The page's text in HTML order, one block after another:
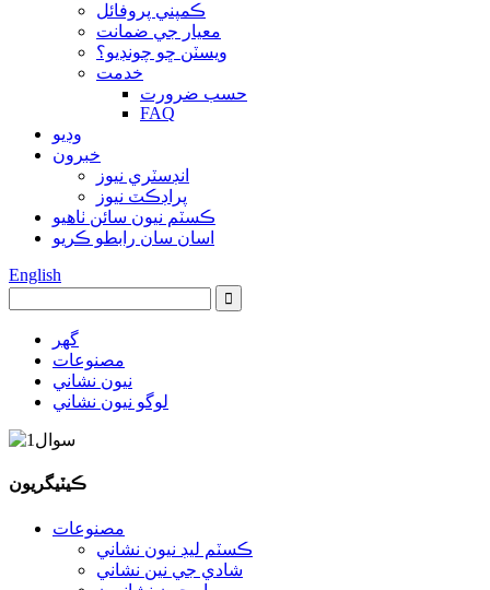
ڪمپني پروفائل
معيار جي ضمانت
ويسٽن ڇو چونڊيو؟
خدمت
حسب ضرورت
FAQ
وڊيو
خبرون
انڊسٽري نيوز
پراڊڪٽ نيوز
ڪسٽم نيون سائن ٺاهيو
اسان سان رابطو ڪريو
English
گهر
مصنوعات
نيون نشاني
لوگو نيون نشاني
ڪيٽيگريون
مصنوعات
ڪسٽم ليڊ نيون نشاني
شادي جي نين نشاني